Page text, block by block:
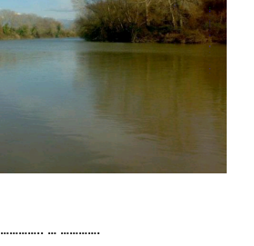
………….. … ………….